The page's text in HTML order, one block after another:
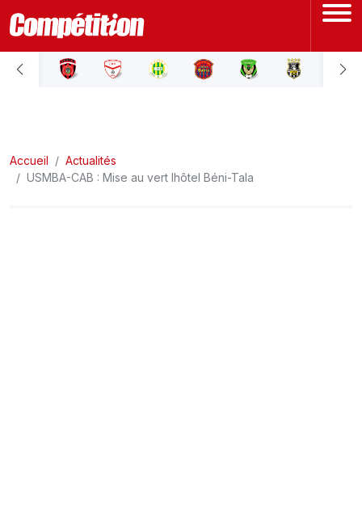
ACCUEIL
LIGUE 2
Accueil
Actualités
USMBA-CAB : Mise au vert lhôtel Béni-Tala